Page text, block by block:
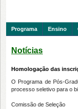
Programa Ensino
Notícias
Homologação das
O Programa de Pós-
processo seletivo para o
Comissão de Seleção